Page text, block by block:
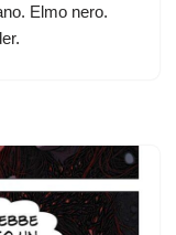
Elmo nero.